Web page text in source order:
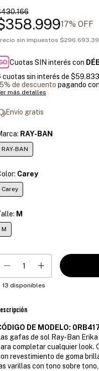
17% OFF
sin impuestos $296.693,39
Cuotas SIN interés con
cuotas sin interés de
de descuento pagando
más detalles
Envío gratis
RAY-BAN
RAY-BAN
Carey
Carey
M
M
13 disponibles
DE MODELO:
gafas de sol Ray-Ban
completar cualquier look.
revestimiento de goma
varillas con tono sobre